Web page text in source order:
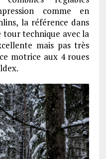
comme en
la référence dans
technique avec la
mais pas très
motrice aux 4 roues